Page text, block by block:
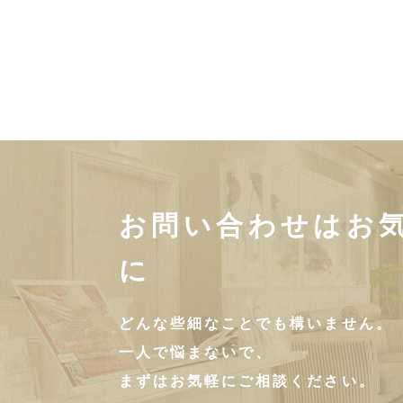
お問い合わせはお
に
どんな些細なことでも構いません。
一人で悩まないで、
まずはお気軽にご相談ください。